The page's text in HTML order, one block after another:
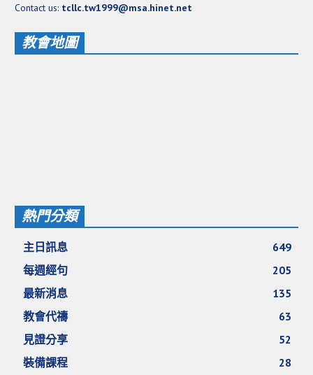
愛加倍協會介紹
台北靈糧堂 官方網站
讚美之泉 YOUTUBE 頻道
聖經 和合本
每日研經釋義
信望愛全球資訊網
蒲公英希望基金會
好消息衛星電視台
Contact us: tcllc.tw1999@msa.hinet.net
教會地圖
熱門分類
主日訊息
649
每週經句
205
最新消息
135
教會代禱
63
見證分享
52
裝備課程
28